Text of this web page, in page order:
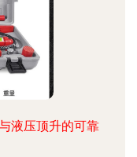
液压顶升的可靠